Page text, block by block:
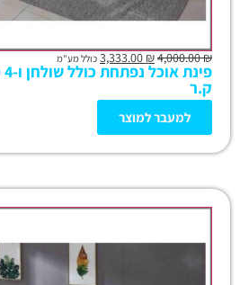
₪
4,000.00
₪ כולל מע"מ
ק.ר
למעבר למוצר